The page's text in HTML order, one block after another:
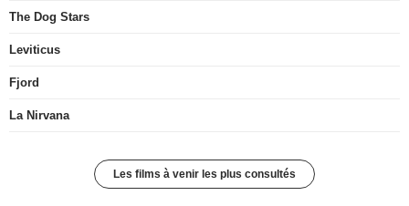
The Dog Stars
Leviticus
Fjord
La Nirvana
Les films à venir les plus consultés